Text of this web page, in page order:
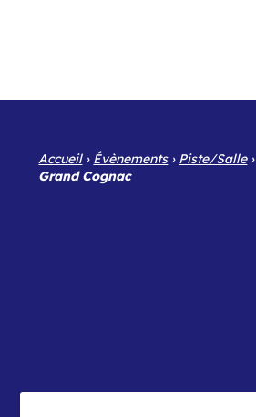
Accueil› Évènements› Piste/Salle›
Grand Cognac